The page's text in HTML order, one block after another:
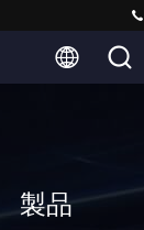
製品